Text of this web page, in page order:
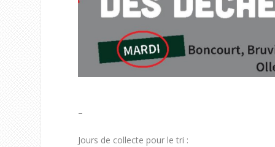
–
Jours de collecte pour le tri :